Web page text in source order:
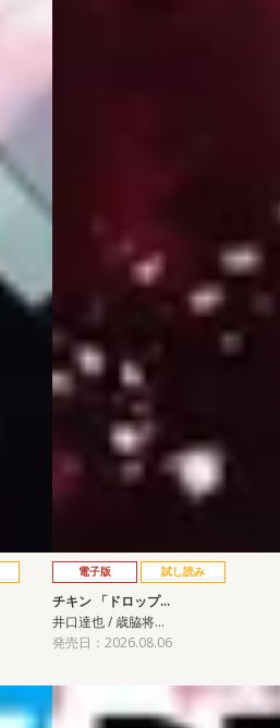
電子版 試し読み
チキン 「ドロップ…
井口達也 / 歳脇将…
発売日：2026.08.06